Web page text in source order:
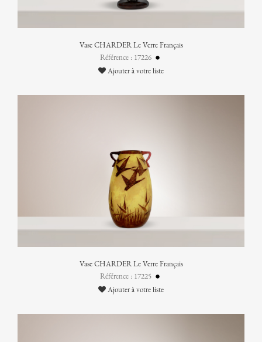
Vase CHARDER Le Verre Français
Référence : 17226
Ajouter à votre liste
Vase CHARDER Le Verre Français
Référence : 17225
Ajouter à votre liste